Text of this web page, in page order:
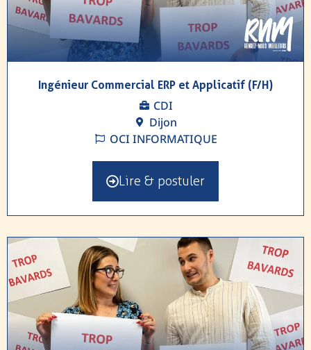
Ingénieur Commercial ERP et Applicatif (F/H)
CDI
Dijon
OCI INFORMATIQUE
Lire & postuler